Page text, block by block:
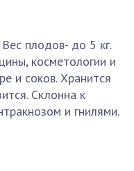
плодов- до 5 кг.
косметологии и
и соков. Хранится
Склонна к
и гнилями.